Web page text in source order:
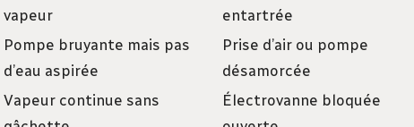
vapeur
entartrée
Pompe bruyante mais pas
d’eau aspirée
Prise d’air ou pompe
désamorcée
Vapeur continue sans
Électrovanne bloquée